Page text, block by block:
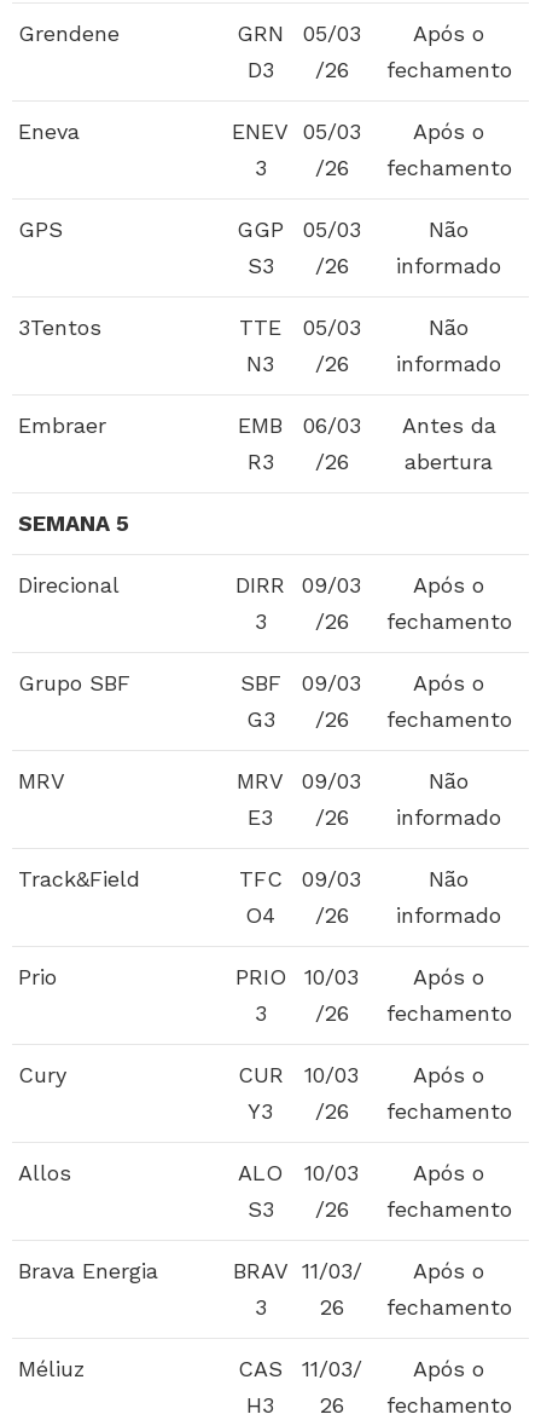
Grendene
GRN
D3
05/03
/26
Após o
fechamento
Eneva
ENEV
3
05/03
/26
Após o
fechamento
GPS
GGP
S3
05/03
/26
Não
informado
3Tentos
TTE
N3
05/03
/26
Não
informado
Embraer
EMB
R3
06/03
/26
Antes da
abertura
SEMANA 5
Direcional
DIRR
3
09/03
/26
Após o
fechamento
Grupo SBF
SBF
G3
09/03
/26
Após o
fechamento
MRV
MRV
E3
09/03
/26
Não
informado
Track&Field
TFC
O4
09/03
/26
Não
informado
Prio
PRIO
3
10/03
/26
Após o
fechamento
Cury
CUR
Y3
10/03
/26
Após o
fechamento
Allos
ALO
S3
10/03
/26
Após o
fechamento
Brava Energia
BRAV
3
11/03/
26
Após o
fechamento
Méliuz
CAS
H3
11/03/
26
Após o
fechamento